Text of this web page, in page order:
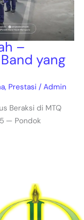
–
yang
, Prestasi / Admin
Beraksi di MTQ
— Pondok